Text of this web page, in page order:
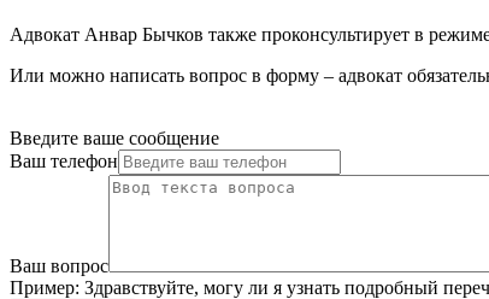
Адвокат Анвар Бычков также проконсультирует в
Или можно написать вопрос в форму – адвокат
Введите ваше сообщение
Ваш телефон
Ваш вопрос
Пример: Здравствуйте, могу ли я узнать подробный